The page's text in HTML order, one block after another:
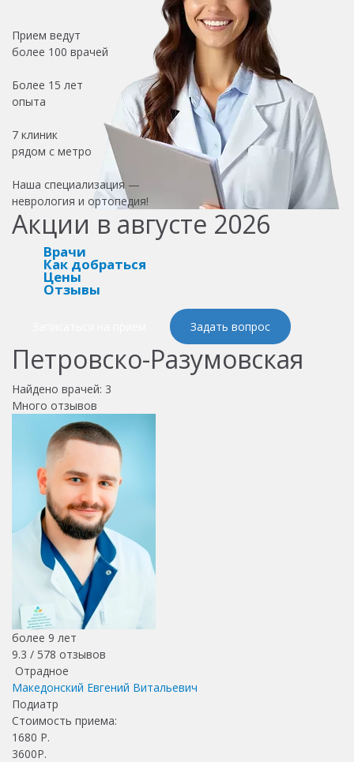
Прием ведут
более 100 врачей
Более 15 лет
опыта
7 клиник
рядом с метро
Наша специализация —
неврология и ортопедия!
Акции в августе 2026
Врачи
Как добраться
Цены
Отзывы
Задать вопрос
Петровско-Разумовская
Найдено врачей: 3
Много отзывов
более 9 лет
9.3 / 578 отзывов
Отрадное
Македонский Евгений Витальевич
Подиатр
Стоимость приема:
1680 Р.
3600Р.